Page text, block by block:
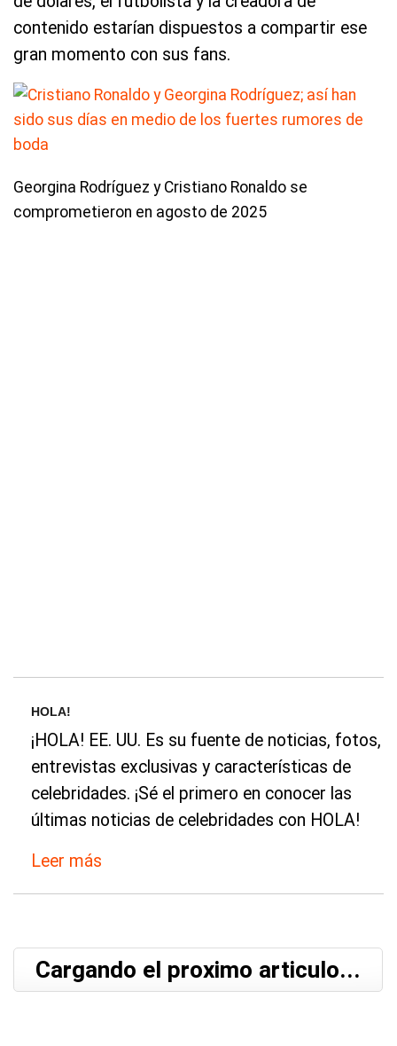
contenido estarían dispuestos a compartir ese
gran momento con sus fans.
Georgina Rodríguez y Cristiano Ronaldo se
comprometieron en agosto de 2025
HOLA!
¡HOLA! EE. UU. Es su fuente de noticias, fotos,
entrevistas exclusivas y características de
celebridades. ¡Sé el primero en conocer las
últimas noticias de celebridades con HOLA!
Leer más
Cargando el proximo articulo...